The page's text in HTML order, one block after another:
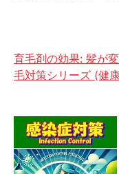
育毛剤の効果: 髪が
毛対策シリーズ (健